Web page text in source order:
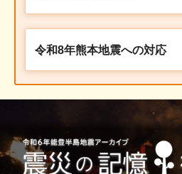
令和8年熊本地震への対応